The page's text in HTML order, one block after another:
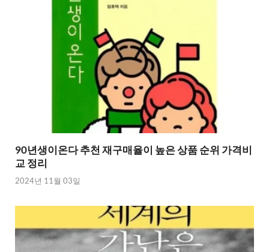
90년생이온다 추천 재구매율이 높은 상품 순위 가격비
교 정리
2024년 11월 03일